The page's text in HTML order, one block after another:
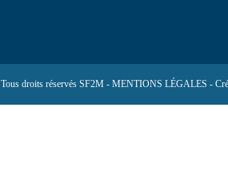
droits réservés SF2M - MENTIONS LÉGALES -